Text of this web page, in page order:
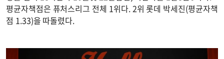
평균자책점은 퓨처스리그 전체 1위다. 2위 롯데 박세진(평균자책
점 1.33)을 따돌렸다.